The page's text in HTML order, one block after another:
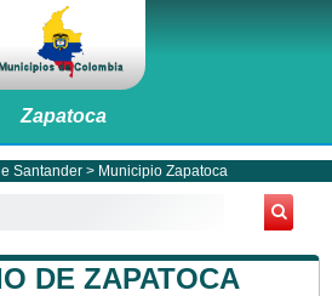
Zapatoca
Santander> Municipio Zapatoca
DE ZAPATOCA